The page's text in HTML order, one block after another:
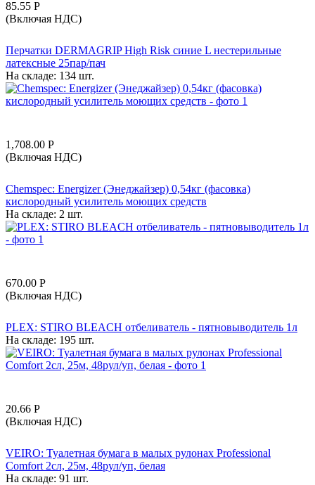
85.55 Р
(Включая НДС)
Перчатки DERMAGRIP High Risk синие L нестерильные
латексные 25пар/пач
На складе: 134 шт.
1,708.00 Р
(Включая НДС)
Chemspec: Energizer (Энеджайзер) 0,54кг (фасовка)
кислородный усилитель моющих средств
На складе: 2 шт.
670.00 Р
(Включая НДС)
PLEX: STIRO BLEACH отбеливатель - пятновыводитель 1л
На складе: 195 шт.
20.66 Р
(Включая НДС)
VEIRO: Туалетная бумага в малых рулонах Professional
Comfort 2сл, 25м, 48рул/уп, белая
На складе: 91 шт.